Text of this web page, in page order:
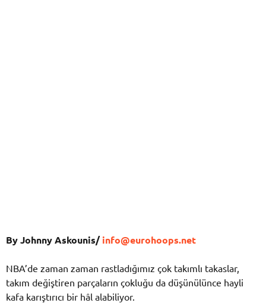
By Johnny Askounis/info@eurohoops.net
NBA’de zaman zaman rastladığımız çok takımlı takaslar,
takım değiştiren parçaların çokluğu da düşünülünce hayli
kafa karıştırıcı bir hâl alabiliyor.